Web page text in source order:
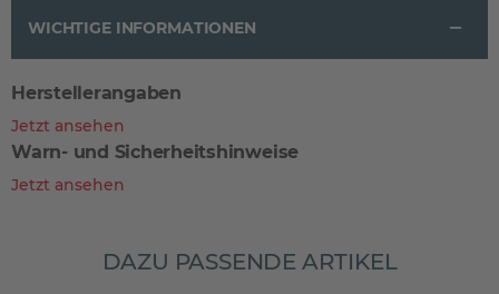
WICHTIGE INFORMATIONEN
Herstellerangaben
Jetzt ansehen
Warn- und Sicherheitshinweise
Jetzt ansehen
DAZU PASSENDE ARTIKEL